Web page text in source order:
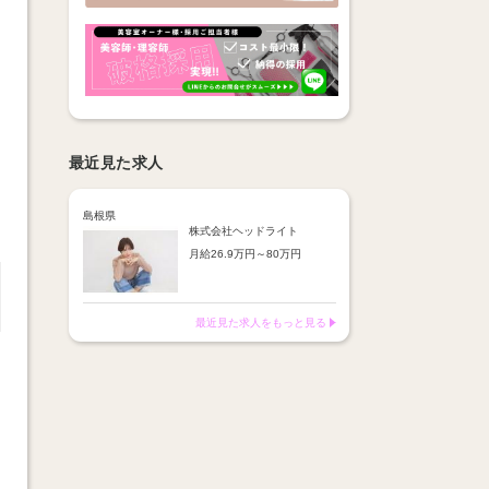
最近見た求人
島根県
株式会社ヘッドライト
月給26.9万円～80万円
上で、
正社員でも頑張った分だけし
最近見た求人をもっと見る